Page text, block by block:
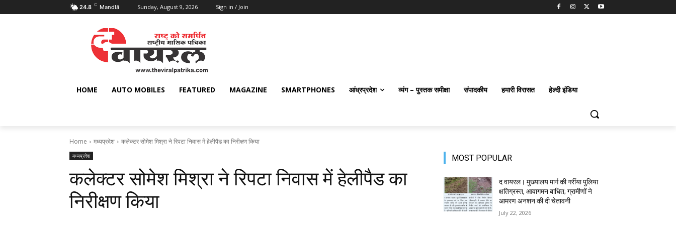
24.8 C Mandlā Sunday, August 9, 2026 Sign in / Join
HOME AUTO MOBILES FEATURED MAGAZINE SMARTPHONES आंध्रप्रदेश व्यंग – पुस्तक समीक्षा संपादकीय हमारी विरासत हेल्दी इंडिया
Home मध्यप्रदेश कलेक्टर सोमेश मिश्रा ने रिपटा निवास में हेलीपैड का निरीक्षण किया
मध्यप्रदेश
कलेक्टर सोमेश मिश्रा ने रिपटा निवास में हेलीपैड का
निरीक्षण किया
MOST POPULAR
द वायरल। मुख्यालय मार्ग की गर्रीया पुलिया
क्षतिग्रस्त, आवागमन बाधित; ग्रामीणों ने
आमरण अनशन की दी चेतावनी
July 22, 2026